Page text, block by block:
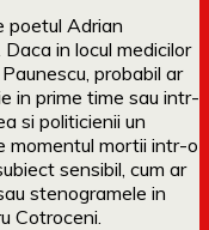
poetul Adrian
in locul medicilor
probabil ar
in prime time sau intr-
si politicienii un
momentul mortii intr-o
sensibil, cum ar
stenogramele in
Cotroceni.